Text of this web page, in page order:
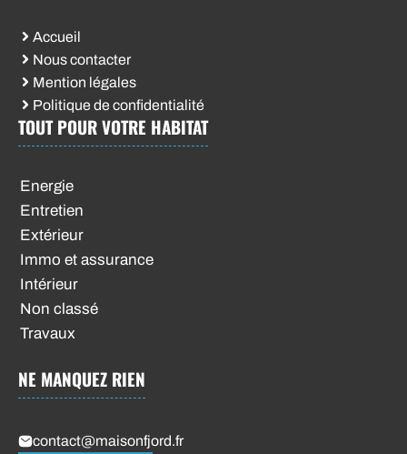
Accueil
Nous contacter
Mention légales
Politique de confidentialité
TOUT POUR VOTRE HABITAT
Energie
Entretien
Extérieur
Immo et assurance
Intérieur
Non classé
Travaux
NE MANQUEZ RIEN
contact@maisonfjord.fr